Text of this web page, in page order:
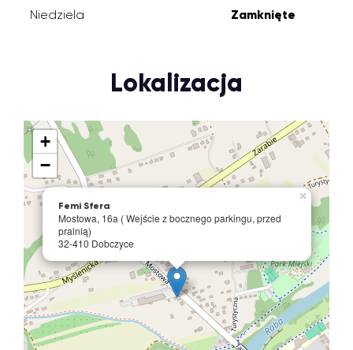
Niedziela Zamknięte
Lokalizacja
Femi Sfera
Mostowa, 16a ( Wejście z bocznego parkingu, przed
pralnią)
32-410 Dobczyce
×
+
−